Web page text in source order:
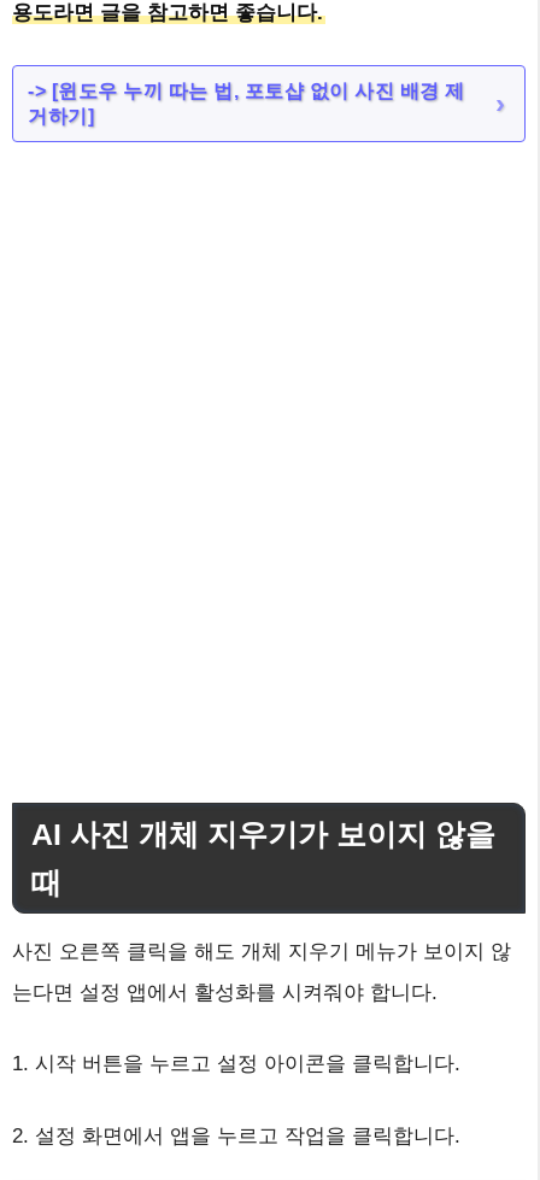
용도라면 글을 참고하면 좋습니다.
-> [윈도우 누끼 따는 법, 포토샵 없이 사진 배경 제
거하기]
AI 사진 개체 지우기가 보이지 않을
때
사진 오른쪽 클릭을 해도 개체 지우기 메뉴가 보이지 않
는다면 설정 앱에서 활성화를 시켜줘야 합니다.
1. 시작 버튼을 누르고 설정 아이콘을 클릭합니다.
2. 설정 화면에서 앱을 누르고 작업을 클릭합니다.